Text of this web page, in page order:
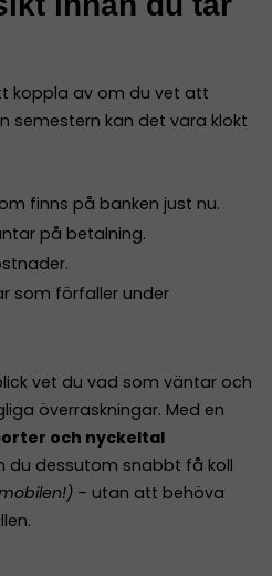
koppla av om du vet att
semestern kan det vara klokt
finns på banken just nu.
på betalning.
som förfaller under
vet du vad som väntar och
överraskningar. Med en
och nyckeltal
du dessutom snabbt få koll
– utan att behöva